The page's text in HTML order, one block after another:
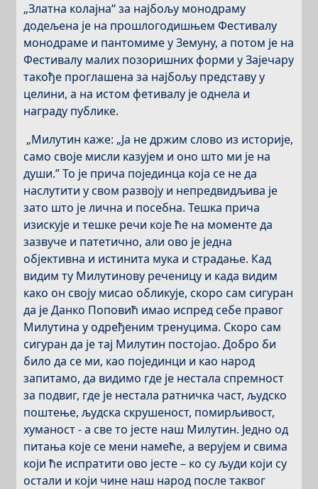
„Златна колајна“ за најбољу монодраму
додељена је на прошлогодишњем Фестивалу
монодраме и пантомиме у Земуну, а потом је на
Фестивалу малих позоришних форми у Зајечару
такође проглашена за најбољу представу у
целини, а на истом фетивалу је однела и
награду публике.
„Милутин каже: „Ја не држим слово из историје,
само своје мисли казујем и оно што ми је на
души.” То је прича појединца која се не да
наслутити у свом развоју и непредвидљива је
зато што је лична и посебна. Тешка прича
изискује и тешке речи које ће на моменте да
зазвуче и патетично, али ово је једна
објективна и истинита мука и страдање. Кад
видим ту Милутинову реченицу и када видим
како он своју мисао обликује, скоро сам сигуран
да је Данко Поповић имао испред себе правог
Милутина у одређеним тренуцима. Скоро сам
сигуран да је тај Милутин постојао. Добро би
било да се ми, као појединци и као народ
запитамо, да видимо где је нестала спремност
за подвиг, где је нестала ратничка част, људско
поштење, људска скрушеност, помирљивост,
хуманост - а све то јесте наш Милутин. Једно од
питања које се мени намеће, а верујем и свима
који ће испратити ово јесте – ко су људи који су
остали и који чине наш народ после таквог